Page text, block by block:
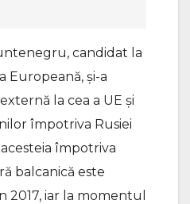
candidat la
Europeană, şi-a
la cea a UE şi
împotriva Rusiei
împotriva
balcanică este
2017, iar la momentul